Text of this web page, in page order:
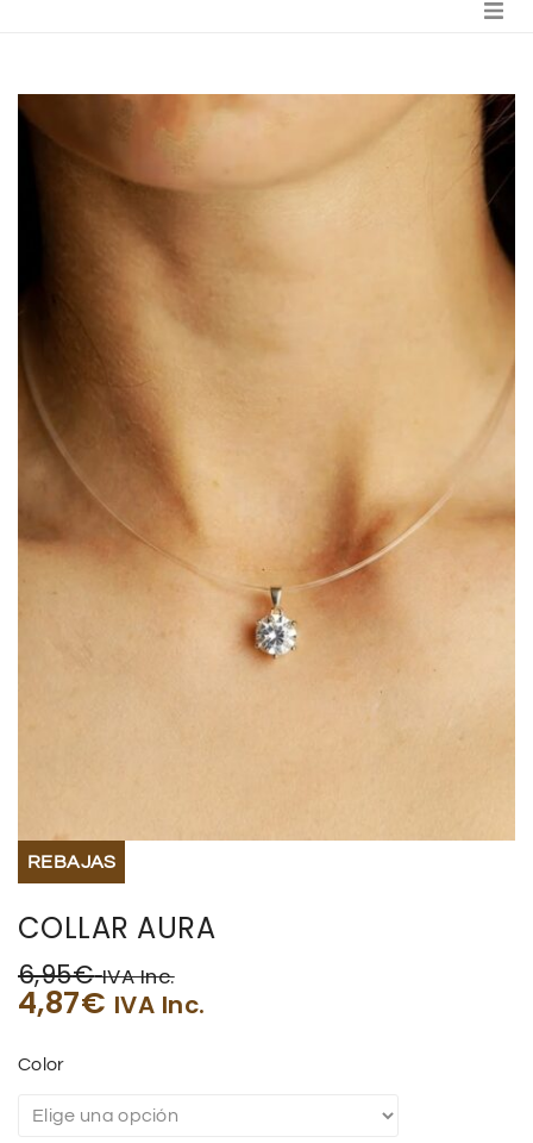
BOLSOS Y MONEDEROS
CALZADO
COMPLEMENTOS
TECNOLOGIA
REBAJAS
COLLAR AURA
6,95€ IVA Inc.
4,87€ IVA Inc.
Color